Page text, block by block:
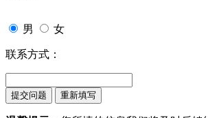
男 女
联系方式：